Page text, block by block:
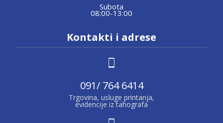
Subota
08:00-13:00
Kontakti i adrese
091/ 764 6414
Trgovina, usluge printanja,
evidencije iz tahografa